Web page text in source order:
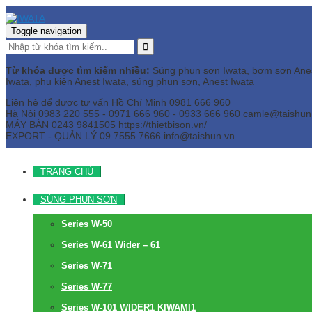
Toggle navigation
Từ khóa được tìm kiếm nhiều: Súng phun sơn Iwata, bơm sơn
Iwata, phụ kiện Anest Iwata, súng phun sơn, Anest Iwata
Liên hệ để được tư vấn Hồ Chí Minh 0981 666 960
Hà Nội 0983 220 555 - 0971 666 960 - 0933 666 960
MÁY BÀN 0243 9841505 https://thietbison.vn/
EXPORT - QUẢN LÝ 09 7555 7666 info@taishun.vn
TRANG CHỦ
SÚNG PHUN SƠN
Series W-50
Series W-61 Wider – 61
Series W-71
Series W-77
Series W-101 WIDER1 KIWAMI1